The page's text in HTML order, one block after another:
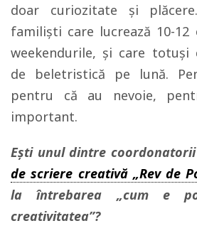
doar curiozitate şi
familişti care lucrează 10-
weekendurile, şi care totuşi
de beletristică pe lună.
pentru că au nevoie,
important.
Ești unul dintre
de scriere creativă „Rev de
la întrebarea „cum e
creativitatea”?